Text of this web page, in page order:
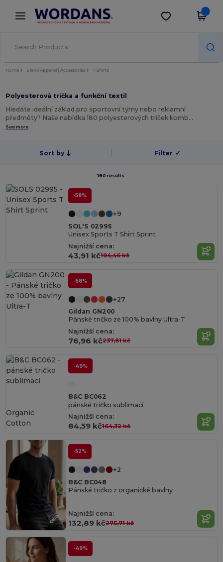
× Aplikace Wordans
Lepší ceny v aplikaci!
Stáhnout app
Home Blank Apparel | Accessories T-Shirts
Polyesterová trička a funkční textil
Hledáte ideální základ pro sportovní týmy nebo reklamní
předměty? Naše nabídka 180 polyesterových triček komb…
See more
Sort by Filter ✓
180 results.
-58%
+9
SOL'S 02995
Unisex Sports T Shirt Sprint
Najnižší cena:
43,91 kč104,46 kč
-68%
+27
Gildan GN200
Pánské tričko ze 100% bavlny Ultra-T
Najnižší cena:
76,96 kč237,81 kč
-49%
B&C BC062
pánské tričko sublimací
Najnižší cena:
84,59 kč164,32 kč
Organic
Cotton
-52%
+2
B&C BC048
Pánské tričko z organické bavlny
Najnižší cena:
132,89 kč275,71 kč
-49%